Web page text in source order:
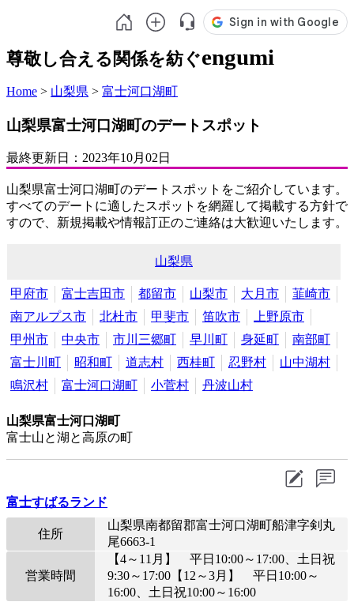
尊敬し合える関係を紡ぐengumi
Home > 山梨県 > 富士河口湖町
山梨県富士河口湖町のデートスポット
最終更新日： 2023年10月02日
山梨県富士河口湖町のデートスポットをご紹介しています。
すべてのデートに適したスポットを網羅して掲載する方針で
すので、新規掲載や情報訂正のご連絡は大歓迎いたします。
山梨県
甲府市 富士吉田市 都留市 山梨市 大月市
韮崎市
南アルプス市
北杜市 甲斐市 笛吹市
上野原市
甲州市
中央市 市川三郷町 早川町 身延町
南部町
富士川町
昭和町 道志村 西桂町 忍野村
山中湖村
鳴沢村
富士河口湖町 小菅村 丹波山村
山梨県富士河口湖町
富士山と湖と高原の町
富士すばるランド
住所
山梨県南都留郡富士河口湖町船津字剣丸
尾6663-1
営業時間
【4～11月】 平日10:00～17:00、土日祝
9:30～17:00【12～3月】 平日10:00～
16:00、土日祝10:00～16:00